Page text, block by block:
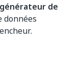
générateur de
données